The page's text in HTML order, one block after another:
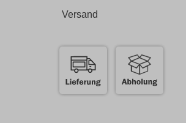
Versand